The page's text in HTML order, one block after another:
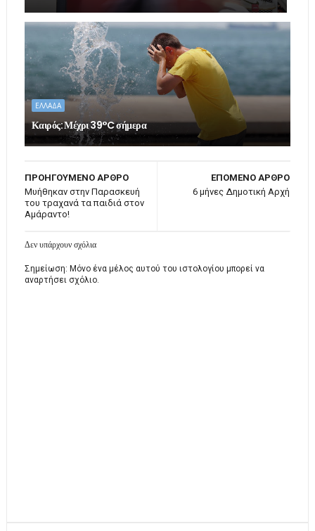
ΕΛΛΑΔΑ
Καιρός: Μέχρι 39°C σήμερα
ΕΠΟΜΕΝΟ ΑΡΘΡΟ
6 μήνες Δημοτική Αρχή
ΠΡΟΗΓΟΥΜΕΝΟ ΑΡΘΡΟ
Μυήθηκαν στην Παρασκευή
του τραχανά τα παιδιά στον
Αμάραντο!
Δεν υπάρχουν σχόλια
Σημείωση: Μόνο ένα μέλος αυτού του ιστολογίου μπορεί να
αναρτήσει σχόλιο.